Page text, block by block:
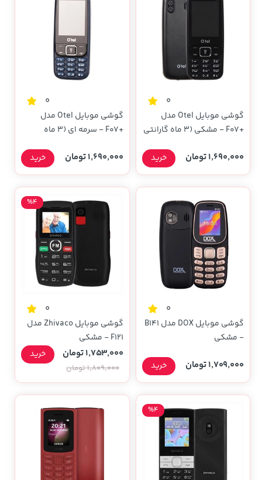
0
گوشی موبایل Otel مدل
+F07 - مشکی (3 ماه گارانتی
1,690,000 تومان خرید
0
گوشی موبایل Otel مدل
+F07 - سرمه ای (3 ماه
1,690,000 تومان خرید
0
گوشی موبایل DOX مدل B141
- مشکی
1,709,000 تومان خرید
0
گوشی موبایل Zhivaco مدل
F121 - مشکی
%4
1,753,000 تومان
1,809,000 تومان
خرید
%4